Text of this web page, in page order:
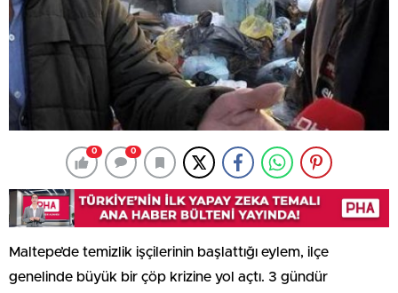
0 0
Maltepe’de temizlik işçilerinin başlattığı eylem, ilçe
genelinde büyük bir çöp krizine yol açtı. 3 gündür